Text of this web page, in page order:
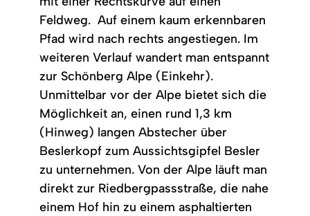
Feldweg. Auf einem kaum erkennbaren
Pfad wird nach rechts angestiegen. Im
weiteren Verlauf wandert man entspannt
zur Schönberg Alpe (Einkehr).
Unmittelbar vor der Alpe bietet sich die
Möglichkeit an, einen rund 1,3 km
(Hinweg) langen Abstecher über
Beslerkopf zum Aussichtsgipfel Besler
zu unternehmen. Von der Alpe läuft man
direkt zur Riedbergpassstraße, die nahe
einem Hof hin zu einem asphaltierten